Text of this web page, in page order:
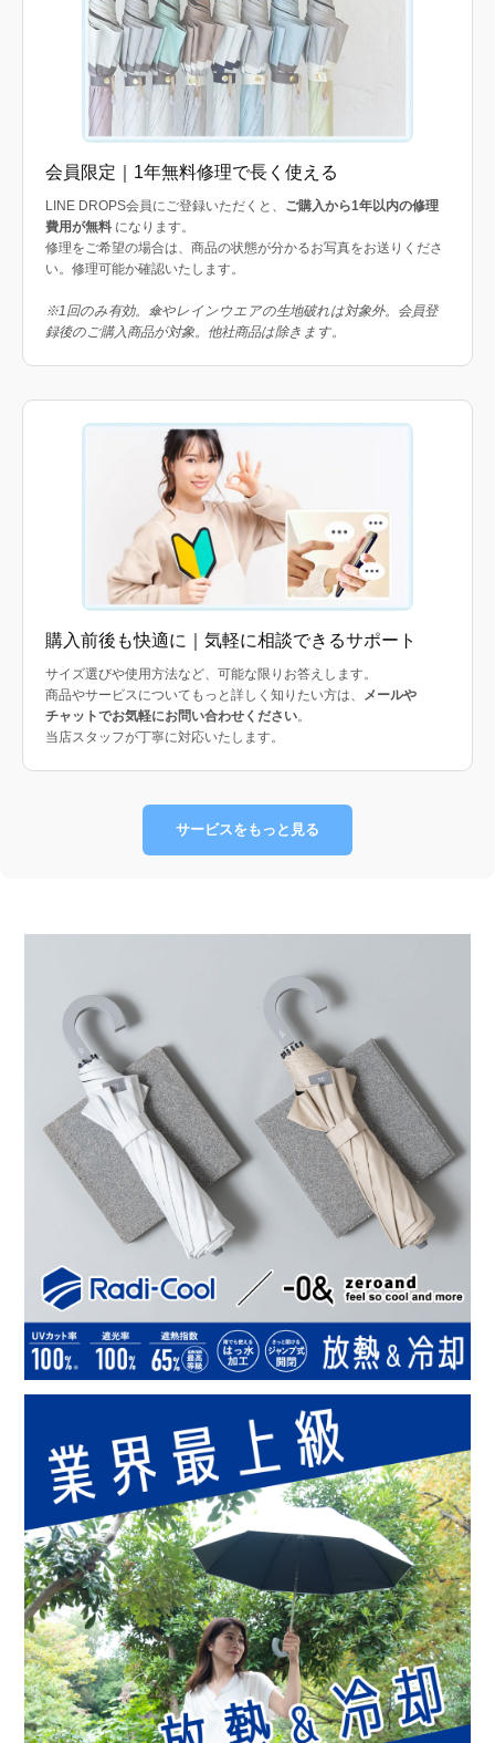
会員限定｜1年無料修理で長く使える
LINE DROPS会員にご登録いただくと、 ご購入から1年以内の修理
費用が無料 になります。
修理をご希望の場合は、商品の状態が分かるお写真をお送りくださ
い。修理可能か確認いたします。
※1回のみ有効。傘やレインウエアの生地破れは対象外。会員登
録後のご購入商品が対象。他社商品は除きます。
購入前後も快適に｜気軽に相談できるサポート
サイズ選びや使用方法など、可能な限りお答えします。
商品やサービスについてもっと詳しく知りたい方は、 メールや
チャットでお気軽にお問い合わせください。
当店スタッフが丁寧に対応いたします。
サービスをもっと見る